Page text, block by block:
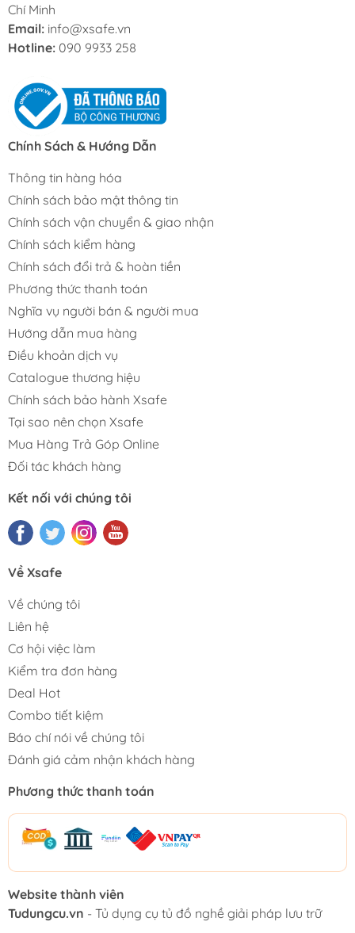
Chí Minh
Email: info@xsafe.vn
Hotline: 090 9933 258
Chính Sách & Hướng Dẫn
Thông tin hàng hóa
Chính sách bảo mật thông tin
Chính sách vận chuyển & giao nhận
Chính sách kiểm hàng
Chính sách đổi trả & hoàn tiền
Phương thức thanh toán
Nghĩa vụ người bán & người mua
Hướng dẫn mua hàng
Điều khoản dịch vụ
Catalogue thương hiệu
Chính sách bảo hành Xsafe
Tại sao nên chọn Xsafe
Mua Hàng Trả Góp Online
Đối tác khách hàng
Kết nối với chúng tôi
Về Xsafe
Về chúng tôi
Liên hệ
Cơ hội việc làm
Kiểm tra đơn hàng
Deal Hot
Combo tiết kiệm
Báo chí nói về chúng tôi
Đánh giá cảm nhận khách hàng
Phương thức thanh toán
Website thành viên
Tudungcu.vn - Tủ dụng cụ tủ đồ nghề giải pháp lưu trữ